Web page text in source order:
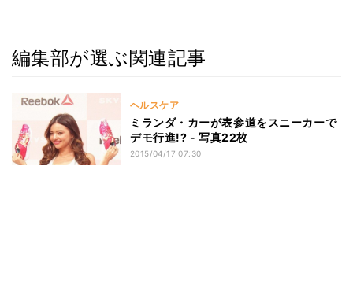
編集部が選ぶ関連記事
ヘルスケア
ミランダ・カーが表参道をスニーカーで
デモ行進!? - 写真22枚
2015/04/17 07:30